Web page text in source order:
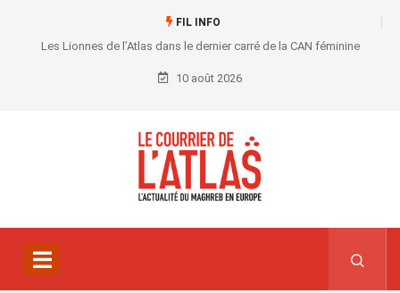
FIL INFO
Les Lionnes de l’Atlas dans le dernier carré de la CAN féminine
10 août 2026